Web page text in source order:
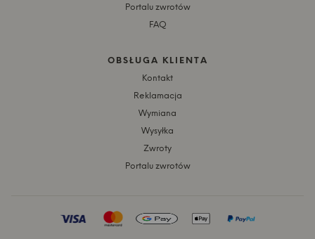
Portalu zwrotów
FAQ
OBSŁUGA KLIENTA
Kontakt
Reklamacja
Wymiana
Wysyłka
Zwroty
Portalu zwrotów